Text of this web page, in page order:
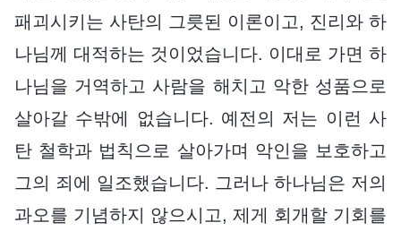
패괴시키는 사탄의 그릇된 이론이고, 진리와 하
나님께 대적하는 것이었습니다. 이대로 가면 하
나님을 거역하고 사람을 해치고 악한 성품으로
살아갈 수밖에 없습니다. 예전의 저는 이런 사
탄 철학과 법칙으로 살아가며 악인을 보호하고
그의 죄에 일조했습니다. 그러나 하나님은 저의
과오를 기념하지 않으시고, 제게 회개할 기회를